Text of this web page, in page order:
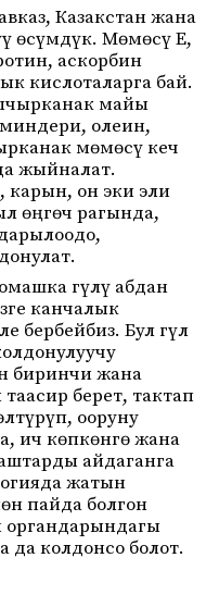
Казакстан жана
өсүмдүк. Мөмөсү Е,
аскорбин
кислоталарга бай.
майы
олеин,
мөмөсү кеч
жыйналат.
он эки эли
өңгөч рагында,
гүлү абдан
канчалык
бербейбиз. Бул гүл
биринчи жана
берет, тактап
ооруну
ич көпкөнгө жана
айдаганга
жатын
пайда болгон
да колдонсо болот.